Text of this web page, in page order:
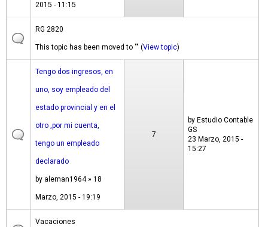
2015 - 11:15
RG 2820
This topic has been moved to "" (View topic)
Tengo dos ingresos, en
uno, soy empleado del
estado provincial y en el
otro ,por mi cuenta,
tengo un empleado
declarado
by aleman1964» 18
Marzo, 2015 - 19:19
7
by Estudio Contable
GS
23 Marzo, 2015 -
15:27
Vacaciones